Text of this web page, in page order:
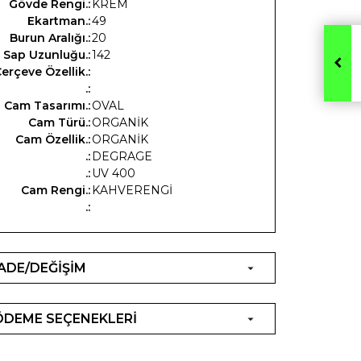
Gövde Rengi.: KREM
Ekartman.:49
Burun Aralığı.:20
Sap Uzunluğu.:142
Özellik.:
.:
Cam Tasarımı.:OVAL
Cam Türü.:ORGANİK
Cam Özellik.:ORGANİK
.:DEGRAGE
.:UV 400
Cam Rengi.:KAHVERENGİ
.:
DEĞİŞİM
SEÇENEKLERİ